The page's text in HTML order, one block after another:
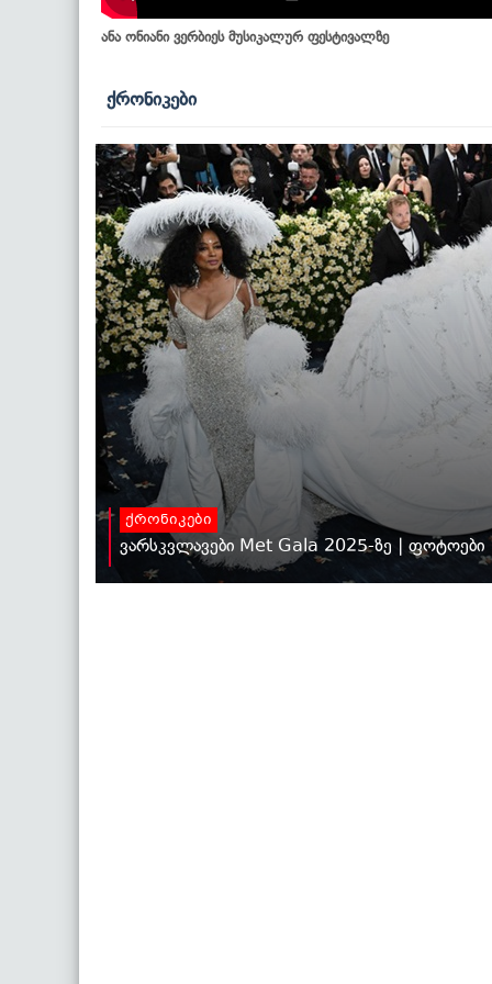
ანა ონიანი ვერბიეს მუსიკალურ ფესტივალზე
ქრონიკები
ქრონიკები
ვარსკვლავები Met Gala 2025-ზე | ფოტოები